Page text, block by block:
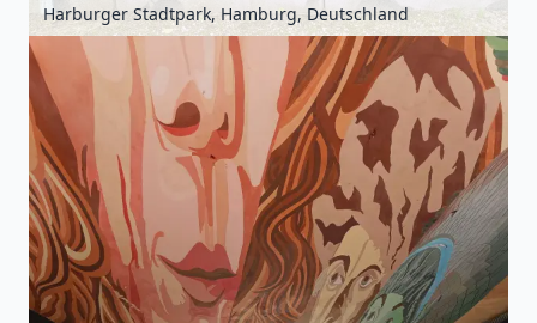
Harburger Stadtpark, Hamburg, Deutschland